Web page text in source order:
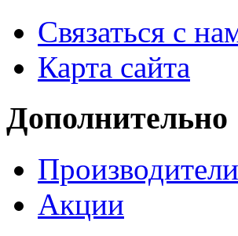
Связаться с
Карта сайта
Дополнительно
Производители
Акции